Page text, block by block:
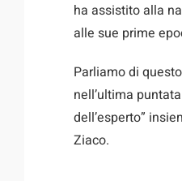
ha assistito alla
alle sue prime
Parliamo di
nell’ultima
dell’esperto”
Ziaco.